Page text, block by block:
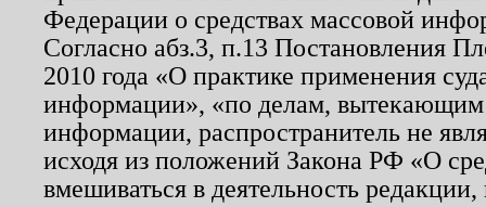
Федерации о средствах массовой
Согласно абз.3, п.13 Постановления
2010 года «О практике применения
информации», «по делам, вытекающим
информации, распространитель не
исходя из положений Закона РФ «О
вмешиваться в деятельность